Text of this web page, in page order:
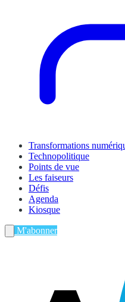
Transformations
Technopolitique
Points de vue
Les faiseurs
Défis
Agenda
Kiosque
M'abonner